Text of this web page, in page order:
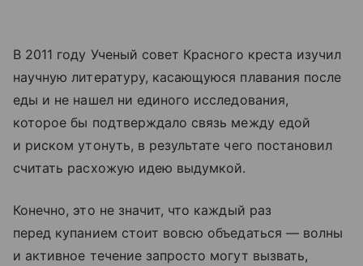
В 2011 году Ученый совет Красного креста изучил
научную литературу, касающуюся плавания после
еды и не нашел ни единого исследования,
которое бы подтверждало связь между едой
и риском утонуть, в результате чего постановил
считать расхожую идею выдумкой.
Конечно, это не значит, что каждый раз
перед купанием стоит вовсю объедаться — волны
и активное течение запросто могут вызвать,